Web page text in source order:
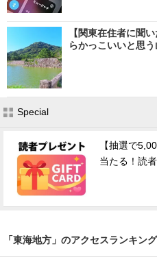
【関東在住者に聞
らかっこいいと思
Special
【抽選で
当たる！読
「東海地方」のアクセスランキング